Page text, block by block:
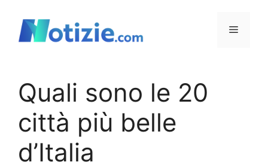
contenuto
Menu
Quali sono le 20
città più belle
d’Italia